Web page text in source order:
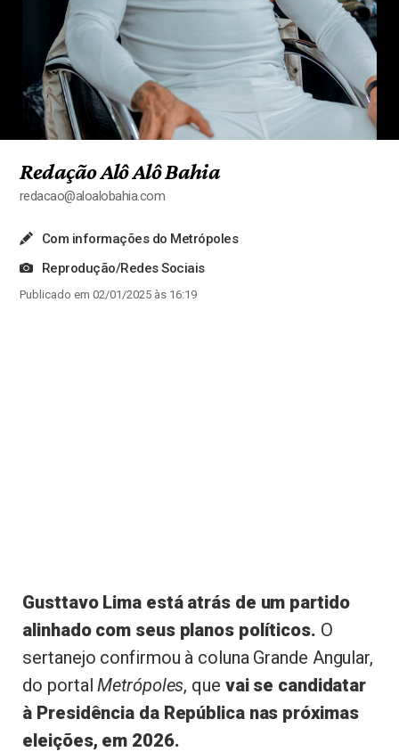
Redação Alô Alô Bahia
redacao@aloalobahia.com
Com informações do Metrópoles
Reprodução/Redes Sociais
Publicado em 02/01/2025 às 16:19
Gusttavo Lima está atrás de um partido
alinhado com seus planos políticos. O
sertanejo confirmou à coluna Grande Angular,
do portalMetrópoles, que vai se candidatar
à Presidência da República nas próximas
eleições, em 2026.